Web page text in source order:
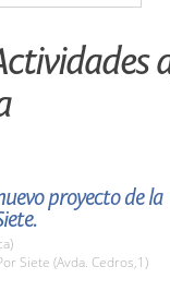
proyecto de la
Siete (Avda. Cedros,1)